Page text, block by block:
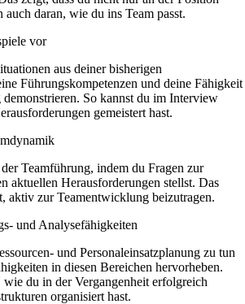
auch daran, wie du ins Team passt.
vor
aus deiner bisherigen
Führungskompetenzen und deine Fähigkeit
demonstrieren. So kannst du im Interview
gemeistert hast.
Teamführung, indem du Fragen zur
aktuellen Herausforderungen stellst. Das
aktiv zur Teamentwicklung beizutragen.
und Analysefähigkeiten
und Personaleinsatzplanung zu tun
in diesen Bereichen hervorheben.
du in der Vergangenheit erfolgreich
organisiert hast.